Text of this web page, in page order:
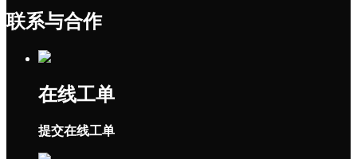
联系与合作
在线工单
提交在线工单